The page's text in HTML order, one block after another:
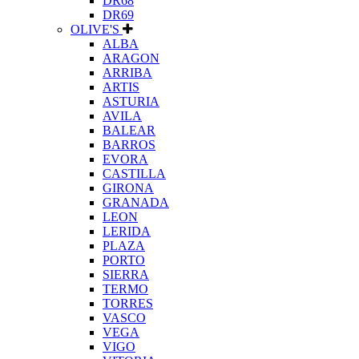
DR69
OLIVE'S
ALBA
ARAGON
ARRIBA
ARTIS
ASTURIA
AVILA
BALEAR
BARROS
EVORA
CASTILLA
GIRONA
GRANADA
LEON
LERIDA
PLAZA
PORTO
SIERRA
TERMO
TORRES
VASCO
VEGA
VIGO